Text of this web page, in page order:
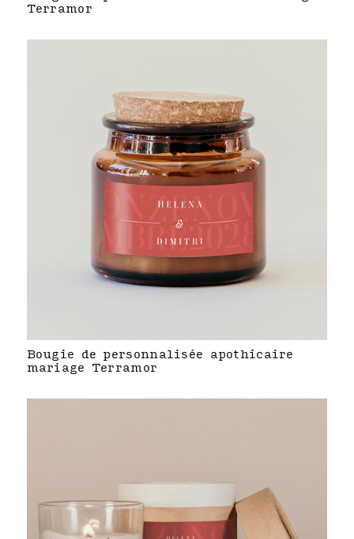
Terramor
Bougie de personnalisée apothicaire
mariage Terramor